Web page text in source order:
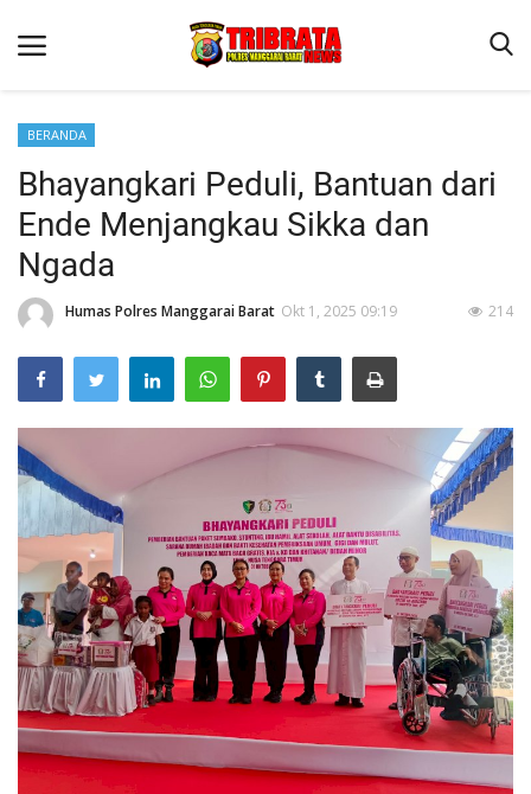
Beranda
Binkam
Terms & Conditions
Reskrim
Lantas
Polisi Kita
Mitra Polisi
Giat Ops
BERANDA
Bhayangkari Peduli, Bantuan dari
Ende Menjangkau Sikka dan
Ngada
Humas Polres Manggarai Barat Okt 1, 2025 09:19 214